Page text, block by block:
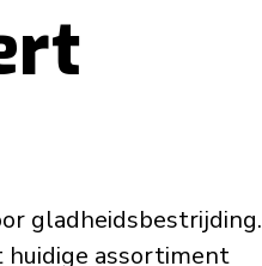
gladheidsbestrijding.
huidige assortiment